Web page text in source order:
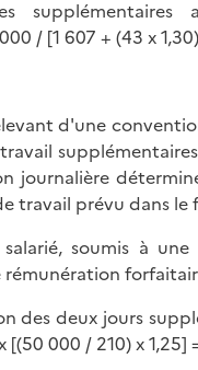
/ [1 607 + (43 x
d'une
journalière
travail prévu dans le
salarié, soumis à
des deux jours
[(50 000 / 210) x 1,25]